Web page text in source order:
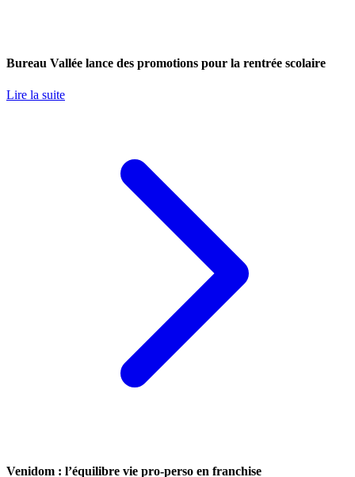
Bureau Vallée lance des promotions pour la rentrée scolaire
Lire la suite
Venidom : l’équilibre vie pro-perso en franchise